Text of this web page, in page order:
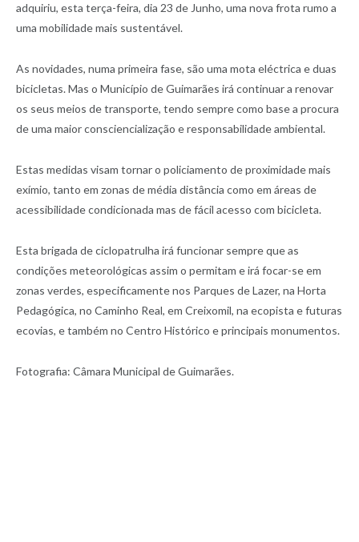
adquiriu, esta terça-feira, dia 23 de Junho, uma nova frota rumo a
uma mobilidade mais sustentável.
As novidades, numa primeira fase, são uma mota eléctrica e duas
bicicletas. Mas o Município de Guimarães irá continuar a renovar
os seus meios de transporte, tendo sempre como base a procura
de uma maior consciencialização e responsabilidade ambiental.
Estas medidas visam tornar o policiamento de proximidade mais
exímio, tanto em zonas de média distância como em áreas de
acessibilidade condicionada mas de fácil acesso com bicicleta.
Esta brigada de ciclopatrulha irá funcionar sempre que as
condições meteorológicas assim o permitam e irá focar-se em
zonas verdes, especificamente nos Parques de Lazer, na Horta
Pedagógica, no Caminho Real, em Creixomil, na ecopista e futuras
ecovias, e também no Centro Histórico e principais monumentos.
Fotografia: Câmara Municipal de Guimarães.